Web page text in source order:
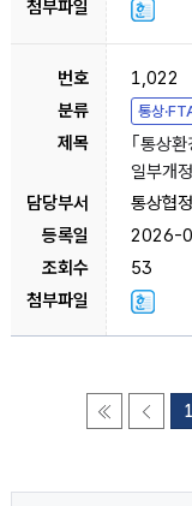
1,022
통상
｢통상
일부개
통상협
2026-
53
1